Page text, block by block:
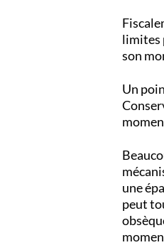
limites
son
Un
une
peut